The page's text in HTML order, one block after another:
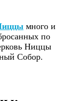
много и
по
Ниццы
Собор.